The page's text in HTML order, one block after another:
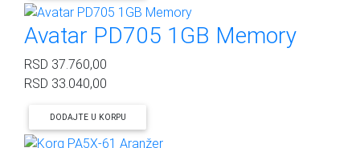
Avatar PD705 1GB Memory
RSD 37.760,00
RSD 33.040,00
DODAJTE U KORPU